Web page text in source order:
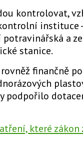
kontrolovat,
instituce -
a
stanice.
finančně
podpořilo
které zákon